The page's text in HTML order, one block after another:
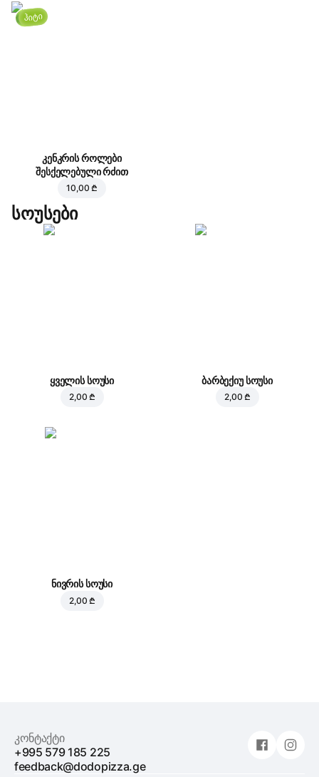
ჰიტი
კენკრის როლები
შესქელებული რძით
10,00 ₾
სოუსები
ყველის სოუსი
2,00 ₾
ბარბექიუ სოუსი
2,00 ₾
ნივრის სოუსი
2,00 ₾
კონტაქტი
+995 579 185 225
feedback@dodopizza.ge